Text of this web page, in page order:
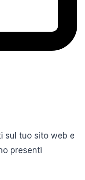
sul tuo sito web e
presenti